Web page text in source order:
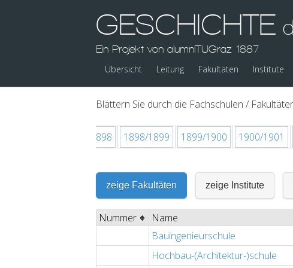
GESCHICHTE
Ein Projekt von alumniTUGraz 1887
Übersicht Leitung Fakultäten Institute
Blättern Sie durch die Fachschulen /
1897/1898 1898/1899 1899/1900 1900/1901
zeige Fakultäten zeige Institute
Nummer Name
Bauingenieurschule
Hochbau-(Architektur-)schule